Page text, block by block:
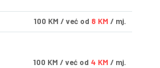
100 KM / već od 8 KM / mj.
100 KM / već od 4 KM / mj.